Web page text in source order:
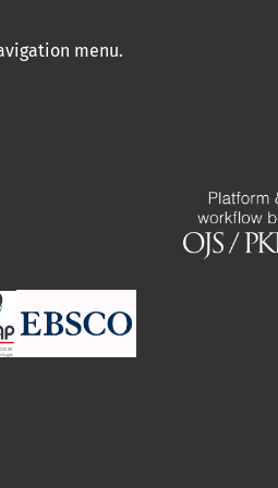
Natureza, 26(2), 317.
10.1590/1982-
Camila Silva Borges,
menu.